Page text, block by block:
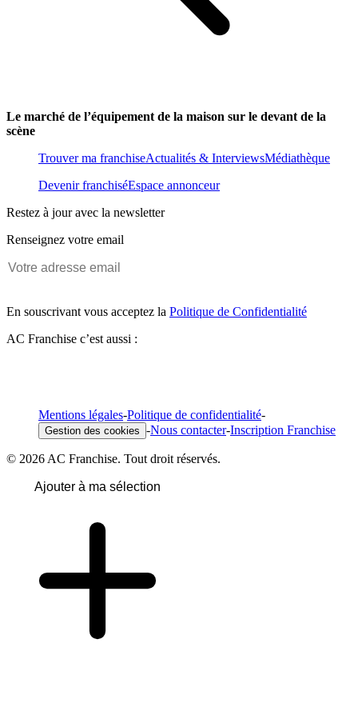
Le marché de l’équipement de la maison sur le devant de la
scène
Trouver ma franchiseActualités & InterviewsMédiathèque
Devenir franchiséEspace annonceur
Restez à jour avec la newsletter
Renseignez votre email
En souscrivant vous acceptez la Politique de Confidentialité
AC Franchise c’est aussi :
Mentions légales-Politique de confidentialité-
Gestion des cookies -Nous contacter-Inscription Franchise
© 2026 AC Franchise. Tout droit réservés.
Ajouter à ma sélection